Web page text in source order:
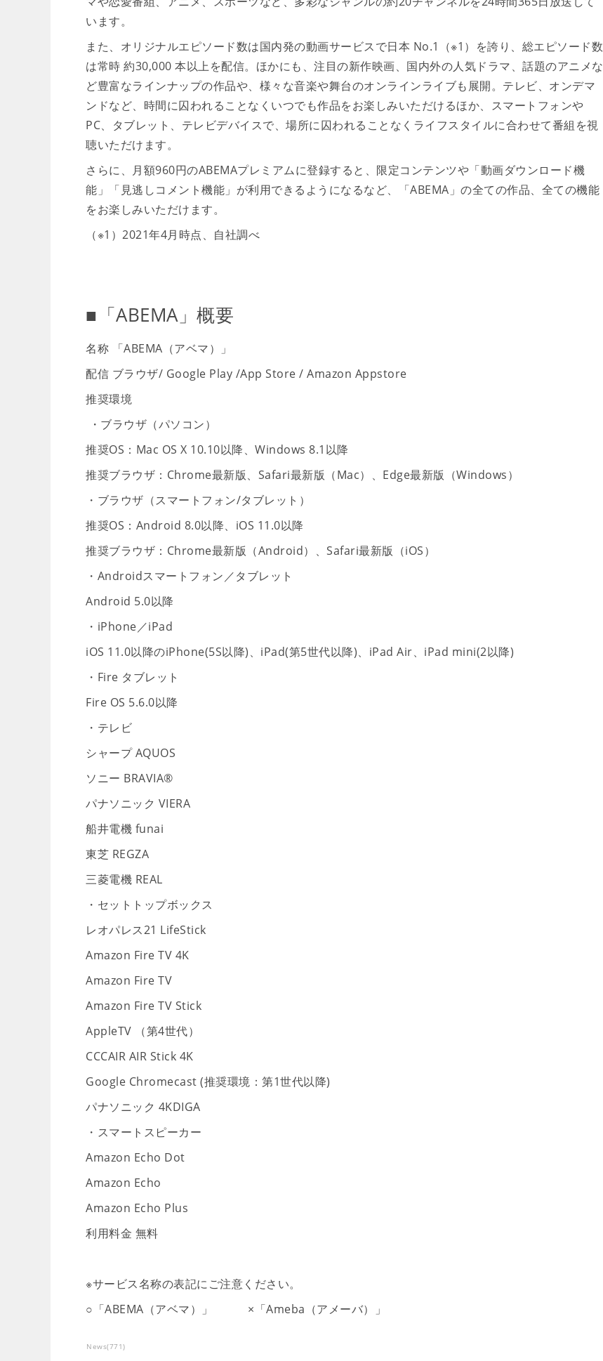
います。
また、オリジナルエピソード数は国内発の動画サービスで日本 No.1（※1）を誇り、総エピソード数
は常時 約30,000 本以上を配信。ほかにも、注目の新作映画、国内外の人気ドラマ、話題のアニメな
ど豊富なラインナップの作品や、様々な音楽や舞台のオンラインライブも展開。テレビ、オンデマ
ンドなど、時間に囚われることなくいつでも作品をお楽しみいただけるほか、スマートフォンや
PC、タブレット、テレビデバイスで、場所に囚われることなくライフスタイルに合わせて番組を視
聴いただけます。
さらに、月額960円のABEMAプレミアムに登録すると、限定コンテンツや「動画ダウンロード機
能」「見逃しコメント機能」が利用できるようになるなど、「ABEMA」の全ての作品、全ての機能
をお楽しみいただけます。
（※1）2021年4月時点、自社調べ
■「ABEMA」概要
名称 「ABEMA（アベマ）」
配信 ブラウザ/ Google Play /App Store / Amazon Appstore
推奨環境
・ブラウザ（パソコン）
推奨OS：Mac OS X 10.10以降、Windows 8.1以降
推奨ブラウザ：Chrome最新版、Safari最新版（Mac）、Edge最新版（Windows）
・ブラウザ（スマートフォン/タブレット）
推奨OS：Android 8.0以降、iOS 11.0以降
推奨ブラウザ：Chrome最新版（Android）、Safari最新版（iOS）
・Androidスマートフォン／タブレット
Android 5.0以降
・iPhone／iPad
iOS 11.0以降のiPhone(5S以降)、iPad(第5世代以降)、iPad Air、iPad mini(2以降)
・Fire タブレット
Fire OS 5.6.0以降
・テレビ
シャープ AQUOS
ソニー BRAVIA®
パナソニック VIERA
船井電機 funai
東芝 REGZA
三菱電機 REAL
・セットトップボックス
レオパレス21 LifeStick
Amazon Fire TV 4K
Amazon Fire TV
Amazon Fire TV Stick
AppleTV （第4世代）
CCCAIR AIR Stick 4K
Google Chromecast (推奨環境：第1世代以降)
パナソニック 4KDIGA
・スマートスピーカー
Amazon Echo Dot
Amazon Echo
Amazon Echo Plus
利用料金 無料
※サービス名称の表記にご注意ください。
○「ABEMA（アベマ）」 ×「Ameba（アメーバ）」
News(771)